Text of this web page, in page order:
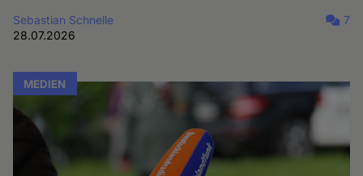
Sebastian Schnelle
28.07.2026
7
MEDIEN